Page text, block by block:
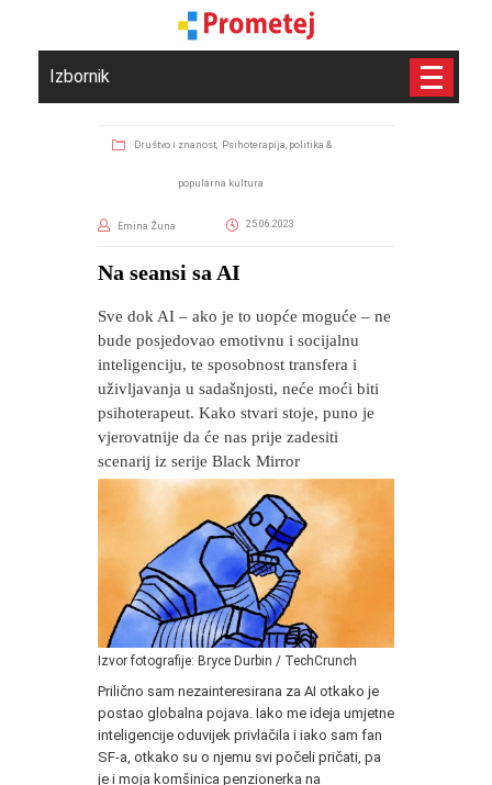
Izbornik
Društvo i znanost, Psihoterapija, politika &
popularna kultura
Emina Žuna 25.06.2023
​Na seansi sa AI
Sve dok AI – ako je to uopće moguće – ne
bude posjedovao emotivnu i socijalnu
inteligenciju, te sposobnost transfera i
uživljavanja u sadašnjosti, neće moći biti
psihoterapeut. Kako stvari stoje, puno je
vjerovatnije da će nas prije zadesiti
scenarij iz serije Black Mirror
Izvor fotografije: Bryce Durbin / TechCrunch
Prilično sam nezainteresirana za AI otkako je
postao globalna pojava. Iako me ideja umjetne
inteligencije oduvijek privlačila i iako sam fan
SF-a, otkako su o njemu svi počeli pričati, pa
je i moja komšinica penzionerka na